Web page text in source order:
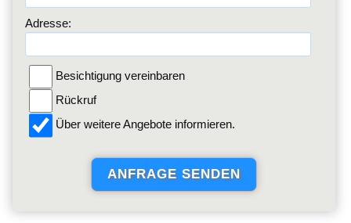
Adresse:
Besichtigung vereinbaren
Rückruf
Über weitere Angebote informieren.